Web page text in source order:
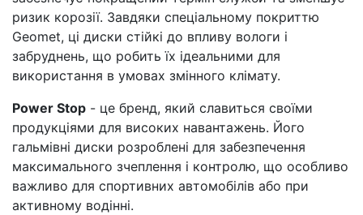
ризик корозії. Завдяки спеціальному покриттю
Geomet, ці диски стійкі до впливу вологи і
забруднень, що робить їх ідеальними для
використання в умовах змінного клімату.
Power Stop - це бренд, який славиться своїми
продукціями для високих навантажень. Його
гальмівні диски розроблені для забезпечення
максимального зчеплення і контролю, що особливо
важливо для спортивних автомобілів або при
активному водінні.